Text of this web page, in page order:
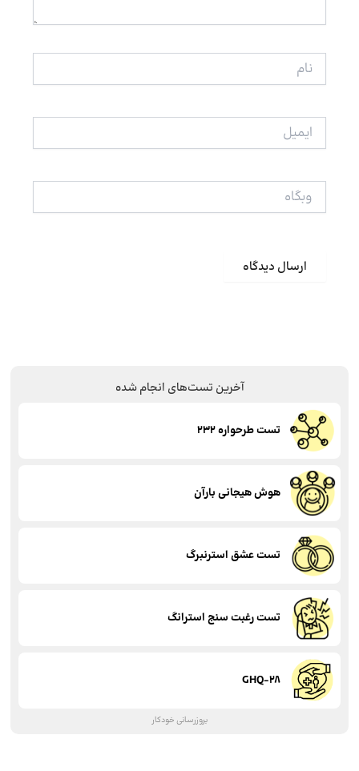
ایمیل
وبگاه
آخرین تست‌های انجام شده
تست طرحواره 232
هوش هیجانی بارآن
تست عشق استرنبرگ
تست رغبت سنج استرانگ
GHQ‑28
بروزرسانی خودکار